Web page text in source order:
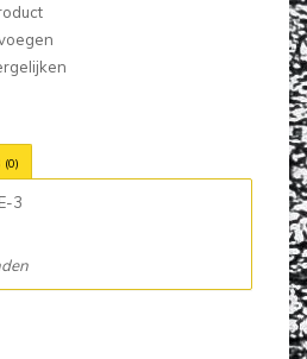
(0)
3